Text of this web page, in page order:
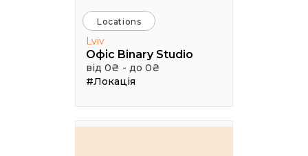
Locations
Lviv
Офіс Binary Studio
від 0₴ - до 0₴
#Локація